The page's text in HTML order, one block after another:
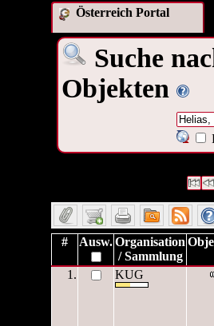
Österreich Portal
Suche
Objekten
# Ausw.Organisation
/ Sammlung
1. KUG